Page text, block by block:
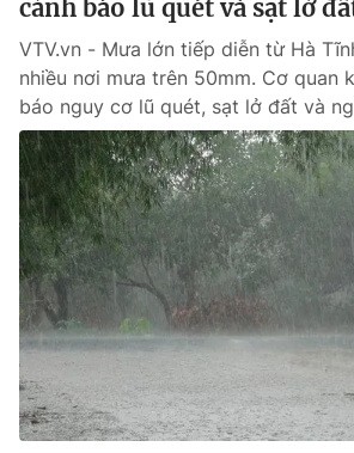
Ðiện thoại Thời báo VTV:
024.66 897 897
Email: toasoan@vtv.vn
Liên hệ quảng cáo:024-7300.7108
® Cấm sao chép dưới mọi hình thức nếu
cảnh báo lũ quét và sạt lở
VTV.vn - Mưa lớn tiếp diễn từ Hà
nhiều nơi mưa trên 50mm. Cơ quan
báo nguy cơ lũ quét, sạt lở đất và